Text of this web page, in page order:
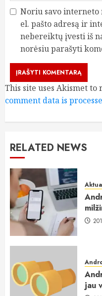
Noriu savo interneto
el. pašto adresą ir
nebereiktų įvesti iš
norėsiu parašyti
This site uses Akismet to
comment data is
RELATED NEWS
jau